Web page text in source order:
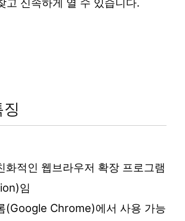
징
화적인 웹브라우저 확장 프로그램
임
(Google Chrome)에서 사용 가능